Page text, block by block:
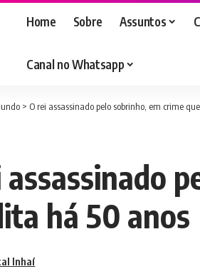
Home Sobre Assuntos
Canal no Whatsapp
> O rei assassinado pelo sobrinho, em crime
assassinado
há 50 anos
Inhaí